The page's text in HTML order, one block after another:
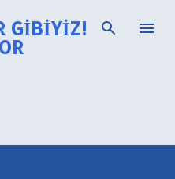
atla
GIBIYIZ!